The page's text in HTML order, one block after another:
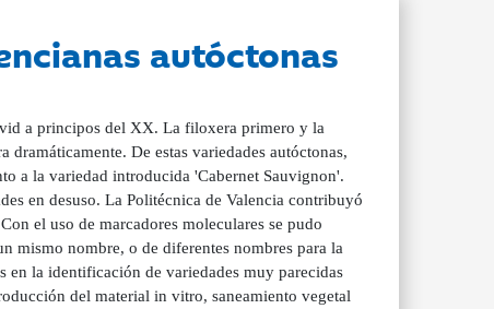
autóctonas
a principos del XX. La filoxera primero y la
De estas variedades autóctonas,
a la variedad introducida 'Cabernet Sauvignon'.
en desuso. La Politécnica de Valencia contribuyó
el uso de marcadores moleculares se pudo
mismo nombre, o de diferentes nombres para la
en la identificación de variedades muy parecidas
del material in vitro, saneamiento vegetal